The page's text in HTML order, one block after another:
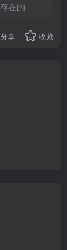
在的
分享 收藏